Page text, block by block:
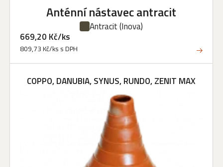
Anténní nástavec antracit
Antracit(Inova)
669,20 Kč/ks
809,73 Kč/ks s DPH
COPPO, DANUBIA, SYNUS, RUNDO, ZENIT MAX